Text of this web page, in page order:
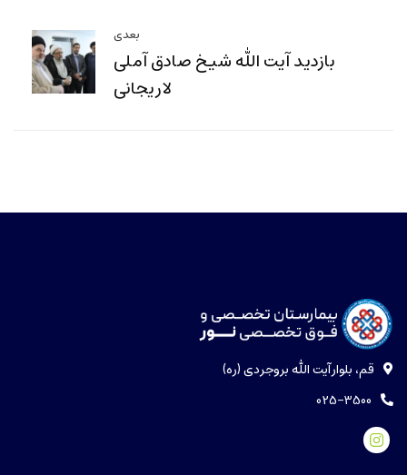
بعدی
بازدید آیت الله شیخ صادق آملی
لاریجانی
قم، بلوار آیت الله بروجردی (ره)
025-3500